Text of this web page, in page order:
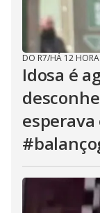
DO R7/HÁ 12
Idosa é